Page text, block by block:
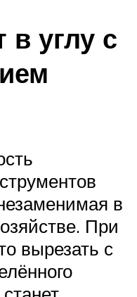
в углу с
в
При
вырезать с